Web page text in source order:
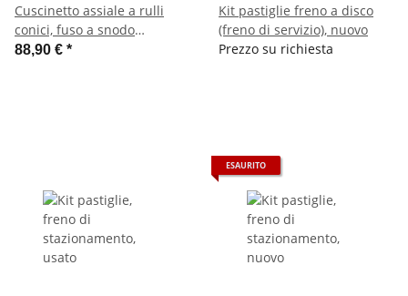
Cuscinetto assiale a rulli
conici, fuso a snodo
inferiore, cfr. Steyr
88,90 € *
Kit pastiglie freno a disco
(freno di servizio), nuovo
Prezzo su richiesta
ESAURITO